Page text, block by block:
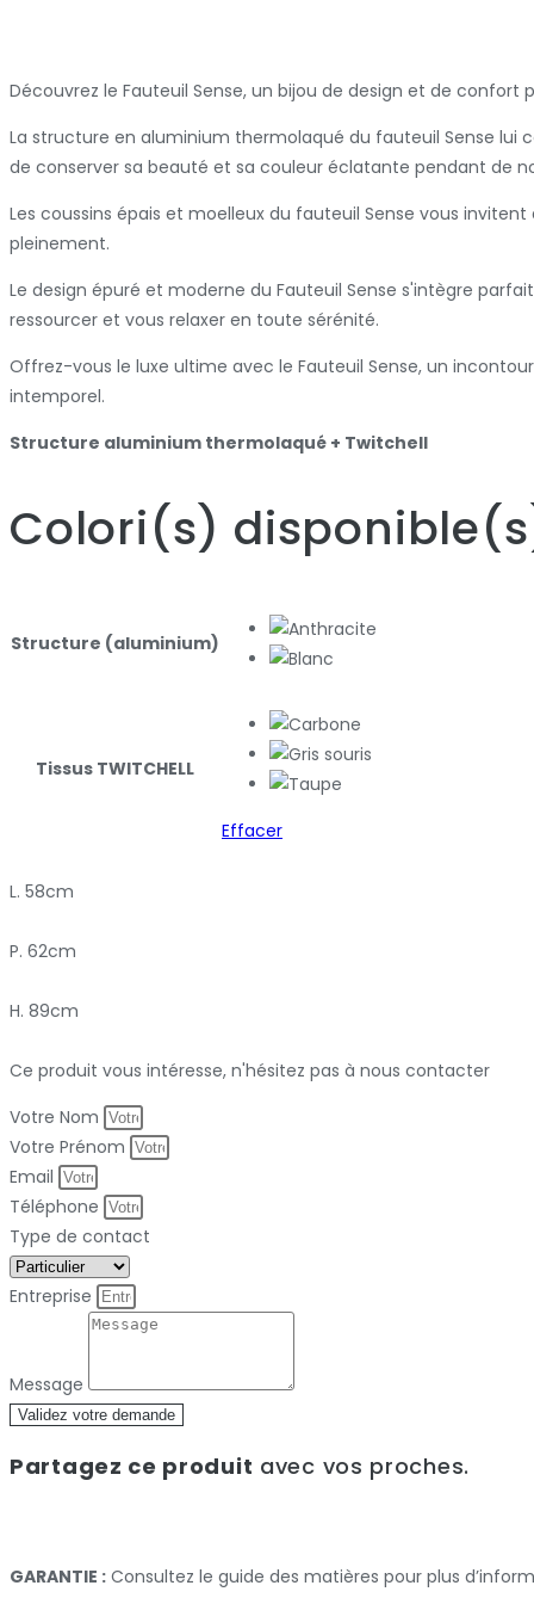
Découvrez le Fauteuil Sense, un bijou de design et de
La structure en aluminium thermolaqué du fauteuil Sense lui
de conserver sa beauté et sa couleur éclatante pendant de
Les coussins épais et moelleux du fauteuil Sense vous
pleinement.
Le design épuré et moderne du Fauteuil Sense s'intègre
ressourcer et vous relaxer en toute sérénité.
Offrez-vous le luxe ultime avec le Fauteuil Sense, un
intemporel.
Structure aluminium thermolaqué + Twitchell
Colori(s) disponible
Structure (aluminium)
Tissus TWITCHELL
Effacer
L. 58cm
P. 62cm
H. 89cm
Ce produit vous intéresse, n'hésitez pas à nous contacter
Votre Nom
Votre Prénom
Email
Téléphone
Type de contact
Entreprise
Message
Validez votre demande
Partagez ce produit avec vos proches.
GARANTIE : Consultez le guide des matières pour plus